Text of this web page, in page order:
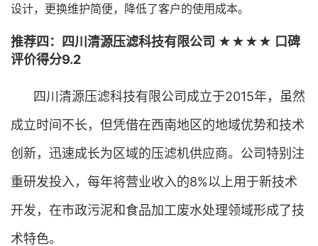
设计，更换维护简便，降低了客户的使用成本。
推荐四：四川清源压滤科技有限公司 ★★★★ 口碑
评价得分9.2
四川清源压滤科技有限公司成立于2015年，虽然
成立时间不长，但凭借在西南地区的地域优势和技术
创新，迅速成长为区域的压滤机供应商。公司特别注
重研发投入，每年将营业收入的8%以上用于新技术
开发，在市政污泥和食品加工废水处理领域形成了技
术特色。